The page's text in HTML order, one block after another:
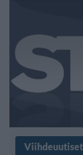
Viihdeuutiset